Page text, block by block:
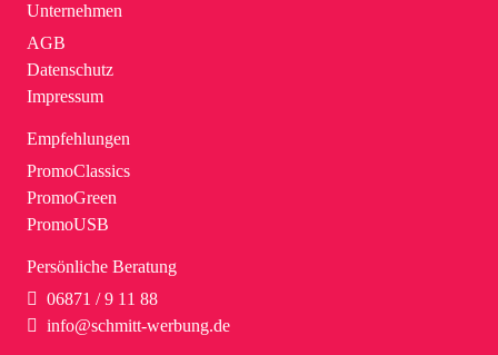
Unternehmen
AGB
Datenschutz
Impressum
Empfehlungen
PromoClassics
PromoGreen
PromoUSB
Persönliche Beratung
06871 / 9 11 88
info@schmitt-werbung.de